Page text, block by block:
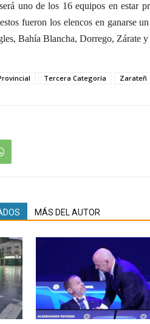
uno de los 16 equipos en estar
fueron los elencos en ganarse
Bahía Blancha, Dorrego, Zárate
Tercera Categoría Zarateñ
MÁS DEL AUTOR